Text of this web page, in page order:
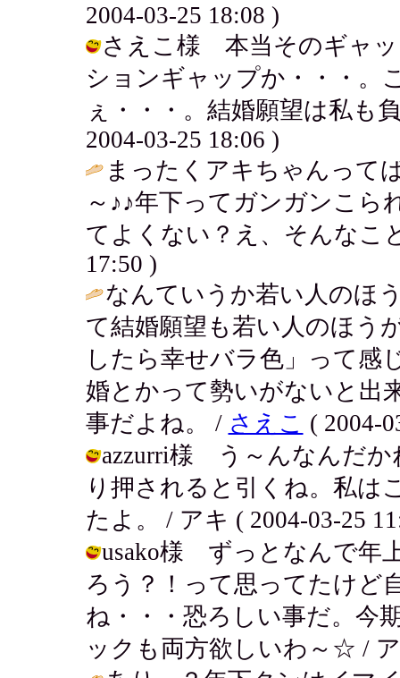
2004-03-25 18:08 )
さえこ様 本当そのギャ
ションギャップか・・・。
ぇ・・・。結婚願望は私も
2004-03-25 18:06 )
まったくアキちゃんって
～♪♪年下ってガンガンこ
てよくない？え、そんなこ
17:50 )
なんていうか若い人のほ
て結婚願望も若い人のほう
したら幸せバラ色」って感
婚とかって勢いがないと出
事だよね。 / さえこ ( 2004-
azzurri様 う～んなんだか
り押されると引くね。私は
たよ。 / アキ ( 2004-03-25
usako様 ずっとなんで年
ろう？！って思ってたけど
ね・・・恐ろしい事だ。今
ックも両方欲しいわ～☆ / ア